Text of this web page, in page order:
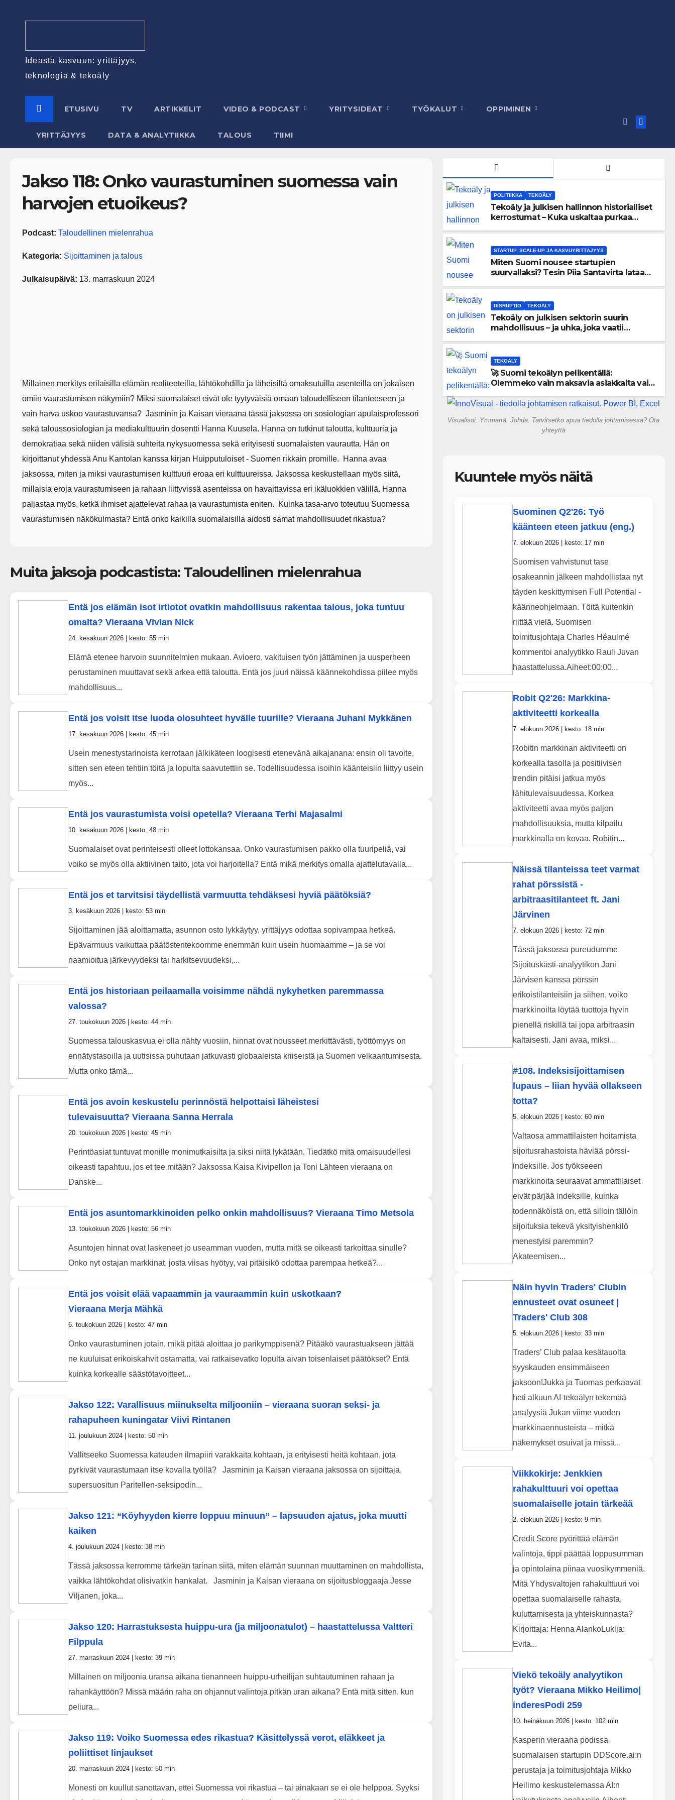
Ideasta kasvuun: yrittäjyys,
teknologia & tekoäly
ETUSIVU TV ARTIKKELIT VIDEO & PODCAST YRITYSIDEAT TYÖKALUT OPPIMINEN
YRITTÄJYYS DATA & ANALYTIIKKA TALOUS TIIMI
Jakso 118: Onko vaurastuminen suomessa vain
harvojen etuoikeus?
Podcast: Taloudellinen mielenrahua
Kategoria: Sijoittaminen ja talous
Julkaisupäivä: 13. marraskuun 2024
Millainen merkitys erilaisilla elämän realiteeteilla, lähtökohdilla ja läheisiltä omaksutuilla asenteilla on jokaisen
omiin vaurastumisen näkymiin? Miksi suomalaiset eivät ole tyytyväisiä omaan taloudelliseen tilanteeseen ja
vain harva uskoo vaurastuvansa? Jasminin ja Kaisan vieraana tässä jaksossa on sosiologian apulaisprofessori
sekä taloussosiologian ja mediakulttuurin dosentti Hanna Kuusela. Hanna on tutkinut taloutta, kulttuuria ja
demokratiaa sekä niiden välisiä suhteita nykysuomessa sekä erityisesti suomalaisten vaurautta. Hän on
kirjoittanut yhdessä Anu Kantolan kanssa kirjan Huipputuloiset - Suomen rikkain promille. Hanna avaa
jaksossa, miten ja miksi vaurastumisen kulttuuri eroaa eri kulttuureissa. Jaksossa keskustellaan myös siitä,
millaisia eroja vaurastumiseen ja rahaan liittyvissä asenteissa on havaittavissa eri ikäluokkien välillä. Hanna
paljastaa myös, ketkä ihmiset ajattelevat rahaa ja vaurastumista eniten. Kuinka tasa-arvo toteutuu Suomessa
vaurastumisen näkökulmasta? Entä onko kaikilla suomalaisilla aidosti samat mahdollisuudet rikastua?
Muita jaksoja podcastista: Taloudellinen mielenrahua
Entä jos elämän isot irtiotot ovatkin mahdollisuus rakentaa talous, joka tuntuu
omalta? Vieraana Vivian Nick
24. kesäkuun 2026 | kesto: 55 min
Elämä etenee harvoin suunnitelmien mukaan. Avioero, vakituisen työn jättäminen ja uusperheen
perustaminen muuttavat sekä arkea että taloutta. Entä jos juuri näissä käännekohdissa piilee myös
mahdollisuus...
Entä jos voisit itse luoda olosuhteet hyvälle tuurille? Vieraana Juhani Mykkänen
17. kesäkuun 2026 | kesto: 45 min
Usein menestystarinoista kerrotaan jälkikäteen loogisesti etenevänä aikajanana: ensin oli tavoite,
sitten sen eteen tehtiin töitä ja lopulta saavutettiin se. Todellisuudessa isoihin käänteisiin liittyy usein
myös...
Entä jos vaurastumista voisi opetella? Vieraana Terhi Majasalmi
10. kesäkuun 2026 | kesto: 48 min
Suomalaiset ovat perinteisesti olleet lottokansaa. Onko vaurastumisen pakko olla tuuripeliä, vai
voiko se myös olla aktiivinen taito, jota voi harjoitella? Entä mikä merkitys omalla ajattelutavalla...
Entä jos et tarvitsisi täydellistä varmuutta tehdäksesi hyviä päätöksiä?
3. kesäkuun 2026 | kesto: 53 min
Sijoittaminen jää aloittamatta, asunnon osto lykkäytyy, yrittäjyys odottaa sopivampaa hetkeä.
Epävarmuus vaikuttaa päätöstentekoomme enemmän kuin usein huomaamme – ja se voi
naamioitua järkevyydeksi tai harkitsevuudeksi,...
Entä jos historiaan peilaamalla voisimme nähdä nykyhetken paremmassa
valossa?
27. toukokuun 2026 | kesto: 44 min
Suomessa talouskasvua ei olla nähty vuosiin, hinnat ovat nousseet merkittävästi, työttömyys on
ennätystasoilla ja uutisissa puhutaan jatkuvasti globaaleista kriiseistä ja Suomen velkaantumisesta.
Mutta onko tämä...
Entä jos avoin keskustelu perinnöstä helpottaisi läheistesi
tulevaisuutta? Vieraana Sanna Herrala
20. toukokuun 2026 | kesto: 45 min
Perintöasiat tuntuvat monille monimutkaisilta ja siksi niitä lykätään. Tiedätkö mitä omaisuudellesi
oikeasti tapahtuu, jos et tee mitään? Jaksossa Kaisa Kivipellon ja Toni Lähteen vieraana on
Danske...
Entä jos asuntomarkkinoiden pelko onkin mahdollisuus? Vieraana Timo Metsola
13. toukokuun 2026 | kesto: 56 min
Asuntojen hinnat ovat laskeneet jo useamman vuoden, mutta mitä se oikeasti tarkoittaa sinulle?
Onko nyt ostajan markkinat, josta viisas hyötyy, vai pitäisikö odottaa parempaa hetkeä?...
Entä jos voisit elää vapaammin ja vauraammin kuin uskotkaan?
Vieraana Merja Mähkä
6. toukokuun 2026 | kesto: 47 min
Onko vaurastuminen jotain, mikä pitää aloittaa jo parikymppisenä? Pitääkö vaurastuakseen jättää
ne kuuluisat erikoiskahvit ostamatta, vai ratkaisevatko lopulta aivan toisenlaiset päätökset? Entä
kuinka korkealle säästötavoitteet...
Jakso 122: Varallisuus miinukselta miljooniin – vieraana suoran seksi- ja
rahapuheen kuningatar Viivi Rintanen
11. joulukuun 2024 | kesto: 50 min
Vallitseeko Suomessa kateuden ilmapiiri varakkaita kohtaan, ja erityisesti heitä kohtaan, jota
pyrkivät vaurastumaan itse kovalla työllä? Jasminin ja Kaisan vieraana jaksossa on sijoittaja,
supersuositun Paritellen-seksipodin...
Jakso 121: “Köyhyyden kierre loppuu minuun” – lapsuuden ajatus, joka muutti
kaiken
4. joulukuun 2024 | kesto: 38 min
Tässä jaksossa kerromme tärkeän tarinan siitä, miten elämän suunnan muuttaminen on mahdollista,
vaikka lähtökohdat olisivatkin hankalat. Jasminin ja Kaisan vieraana on sijoitusbloggaaja Jesse
Viljanen, joka...
Jakso 120: Harrastuksesta huippu-ura (ja miljoonatulot) – haastattelussa Valtteri
Filppula
27. marraskuun 2024 | kesto: 39 min
Millainen on miljoonia uransa aikana tienanneen huippu-urheilijan suhtautuminen rahaan ja
rahankäyttöön? Missä määrin raha on ohjannut valintoja pitkän uran aikana? Entä mitä sitten, kun
peliura...
Jakso 119: Voiko Suomessa edes rikastua? Käsittelyssä verot, eläkkeet ja
poliittiset linjaukset
20. marraskuun 2024 | kesto: 50 min
Monesti on kuullut sanottavan, ettei Suomessa voi rikastua – tai ainakaan se ei ole helppoa. Syyksi
POLITIIKKA TEKOÄLY
Tekoäly ja julkisen hallinnon historialliset
kerrostumat – Kuka uskaltaa purkaa
STARTUP, SCALE-UP JA KASVUYRITTÄJYYS
Miten Suomi nousee startupien
suurvallaksi? Tesin Piia Santavirta lataa
DISRUPTIO TEKOÄLY
Tekoäly on julkisen sektorin suurin
mahdollisuus – ja uhka, joka vaatii
TEKOÄLY
🚀 Suomi tekoälyn pelikentällä:
Olemmeko vain maksavia asiakkaita vai
gigatehtaan?
Visualisoi. Ymmärrä. Johda. Tarvitsetko apua tiedolla johtamisessa? Ota
yhteyttä
Kuuntele myös näitä
Suominen Q2'26: Työ
käänteen eteen jatkuu (eng.)
7. elokuun 2026 | kesto: 17 min
Suomisen vahvistunut tase
osakeannin jälkeen mahdollistaa nyt
täyden keskittymisen Full Potential -
käänneohjelmaan. Töitä kuitenkin
riittää vielä. Suomisen
toimitusjohtaja Charles Héaulmé
kommentoi analyytikko Rauli Juvan
haastattelussa.Aiheet:00:00...
Robit Q2'26: Markkina-
aktiviteetti korkealla
7. elokuun 2026 | kesto: 18 min
Robitin markkinan aktiviteetti on
korkealla tasolla ja positiivisen
trendin pitäisi jatkua myös
lähitulevaisuudessa. Korkea
aktiviteetti avaa myös paljon
mahdollisuuksia, mutta kilpailu
markkinalla on kovaa. Robitin...
Näissä tilanteissa teet varmat
rahat pörssistä -
arbitraasitilanteet ft. Jani
Järvinen
7. elokuun 2026 | kesto: 72 min
Tässä jaksossa pureudumme
Sijoituskästi-analyytikon Jani
Järvisen kanssa pörssin
erikoistilanteisiin ja siihen, voiko
markkinoilta löytää tuottoja hyvin
pienellä riskillä tai jopa arbitraasin
kaltaisesti. Jani avaa, miksi...
#108. Indeksisijoittamisen
lupaus – liian hyvää ollakseen
totta?
5. elokuun 2026 | kesto: 60 min
Valtaosa ammattilaisten hoitamista
sijoitusrahastoista häviää pörssi-
indeksille. Jos työkseeen
markkinoita seuraavat ammattilaiset
eivät pärjää indeksille, kuinka
todennäköistä on, että silloin tällöin
sijoituksia tekevä yksityishenkilö
menestyisi paremmin?
Akateemisen...
Näin hyvin Traders' Clubin
ennusteet ovat osuneet |
Traders' Club 308
5. elokuun 2026 | kesto: 33 min
Traders’ Club palaa kesätauolta
syyskauden ensimmäiseen
jaksoon!Jukka ja Tuomas perkaavat
heti alkuun AI-tekoälyn tekemää
analyysiä Jukan viime vuoden
markkinaennusteista – mitkä
näkemykset osuivat ja missä...
Viikkokirje: Jenkkien
rahakulttuuri voi opettaa
suomalaiselle jotain tärkeää
2. elokuun 2026 | kesto: 9 min
Credit Score pyörittää elämän
valintoja, tippi päättää loppusumman
ja opintolaina piinaa vuosikymmeniä.
Mitä Yhdysvaltojen rahakulttuuri voi
opettaa suomalaiselle rahasta,
kuluttamisesta ja yhteiskunnasta?
Kirjoittaja: Henna AlankoLukija:
Evita...
Viekö tekoäly analyytikon
työt? Vieraana Mikko Heilimo|
inderesPodi 259
10. heinäkuun 2026 | kesto: 102 min
Kasperin vieraana podissa
suomalaisen startupin DDScore.ai:n
perustaja ja toimitusjohtaja Mikko
Heilimo keskustelemassa AI:n